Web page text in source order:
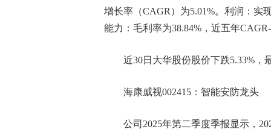
增长率（CAGR）为5.01%。利润：实
能力：毛利率为38.84%，近五年
近30日大华股份股价下跌5.33%，
海康威视002415：智能安防龙头
公司2025年第二季度季报显示，